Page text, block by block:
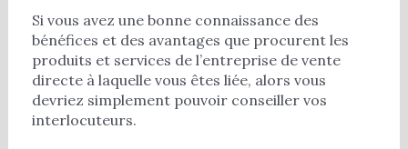
Si vous avez une bonne connaissance des
bénéfices et des avantages que procurent les
produits et services de l’entreprise de vente
directe à laquelle vous êtes liée, alors vous
devriez simplement pouvoir conseiller vos
interlocuteurs.